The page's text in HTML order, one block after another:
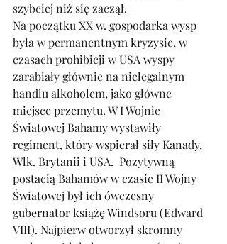
szybciej niż się zaczął.
Na początku XX w. gospodarka wysp
była w permanentnym kryzysie, w
czasach prohibicji w USA wyspy
zarabiały głównie na nielegalnym
handlu alkoholem, jako główne
miejsce przemytu. W I Wojnie
Światowej Bahamy wystawiły
regiment, który wspierał siły Kanady,
Wlk. Brytanii i USA.  Pozytywną
postacią Bahamów w czasie II Wojny
Światowej był ich ówczesny
gubernator książę Windsoru (Edward
VIII). Najpierw otworzył skromny